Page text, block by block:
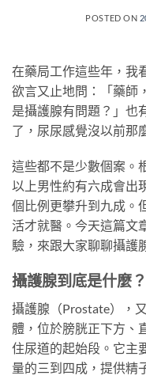
POSTED ON
在藥局工作這些年，我
欲言又止地問：「藥師
是攝護腺有問題？」也
了，尿尿感覺沒以前那
這些都不是少數個案。
以上男性約有六成會出
個比例更攀升到九成。
活才就醫。今天這篇文
驗，來跟大家聊聊攝護
攝護腺到底是什麼
攝護腺（Prostate），
體，位於膀胱正下方、
住尿道的起始段。它主
量的三到四成，提供精